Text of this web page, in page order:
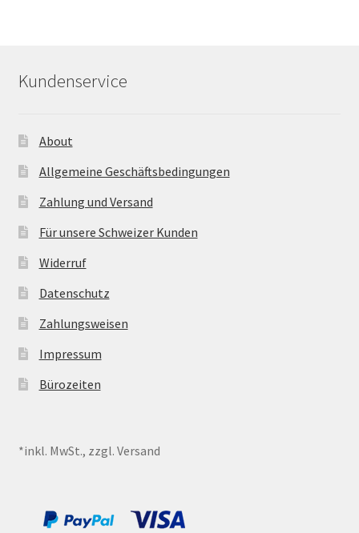
Kundenservice
About
Allgemeine Geschäftsbedingungen
Zahlung und Versand
Für unsere Schweizer Kunden
Widerruf
Datenschutz
Zahlungsweisen
Impressum
Bürozeiten
*inkl. MwSt., zzgl. Versand